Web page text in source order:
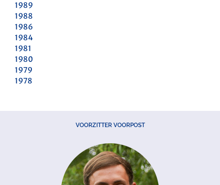
1989
1988
1986
1984
1981
1980
1979
1978
VOORZITTER VOORPOST